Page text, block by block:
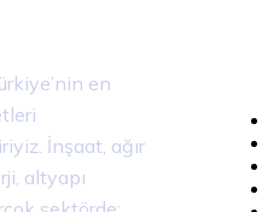
en
İnşaat, ağır
altyapı